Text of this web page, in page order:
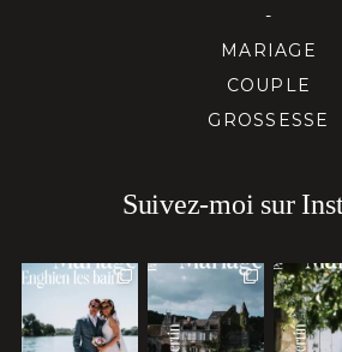
-
MARIAGE
COUPLE
GROSSESSE
Suivez-moi sur